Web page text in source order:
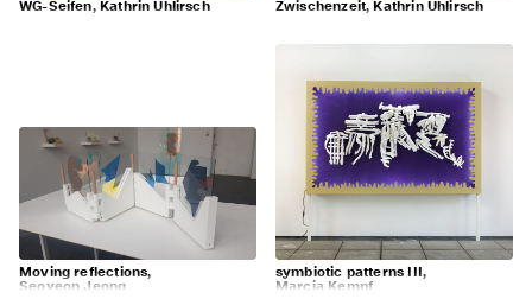
WG-Seifen, Kathrin Uhlirsch Zwischenzeit, Kathrin Uhlirsch
Moving reflections,
Seoyeon Jeong
symbiotic patterns III,
Marcia Kempf